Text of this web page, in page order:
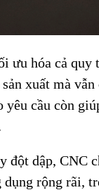
ưu hóa cả
xuất mà
cầu còn
dập, CNC
rộng rãi,